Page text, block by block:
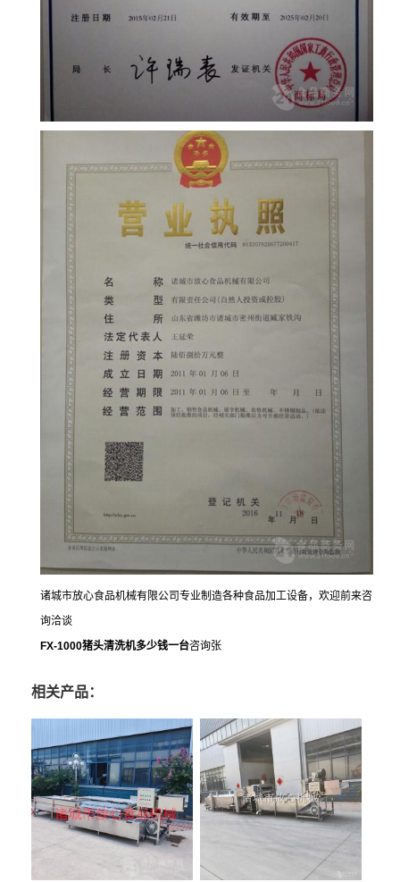
诸城市放心食品机械有限公司专业制造各种食品加工设备，欢迎前来咨
询洽谈
FX-1000猪头清洗机多少钱一台咨询张
相关产品：